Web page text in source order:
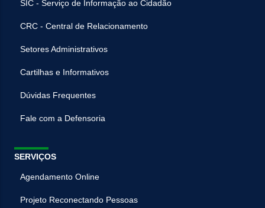
SIC - Serviço de Informação ao Cidadão
CRC - Central de Relacionamento
Setores Administrativos
Cartilhas e Informativos
Dúvidas Frequentes
Fale com a Defensoria
SERVIÇOS
Agendamento Online
Projeto Reconectando Pessoas